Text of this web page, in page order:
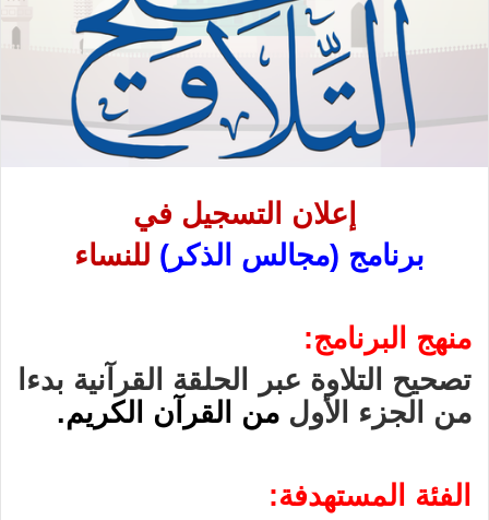
إعلان التسجيل في
برنامج (مجالس الذكر) للنساء
منهج البرنامج:
تصحيح التلاوة عبر الحلقة القرآنية بدءا
من الجزء الأول من القرآن الكريم.
الفئة المستهدفة: